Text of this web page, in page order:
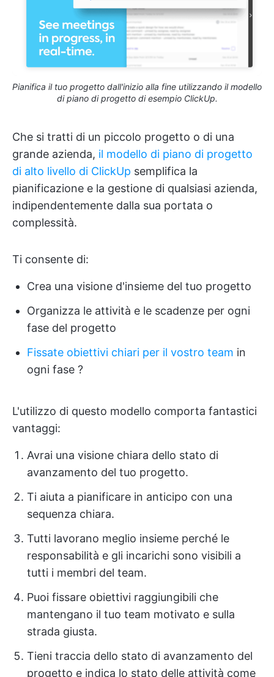
Pianifica il tuo progetto dall'inizio alla fine utilizzando il modello
di piano di progetto di esempio ClickUp.
Che si tratti di un piccolo progetto o di una
grande azienda, il modello di piano di progetto
di alto livello di ClickUp semplifica la
pianificazione e la gestione di qualsiasi azienda,
indipendentemente dalla sua portata o
complessità.
Ti consente di:
Crea una visione d'insieme del tuo progetto
Organizza le attività e le scadenze per ogni
fase del progetto
Fissate obiettivi chiari per il vostro team in
ogni fase ?
L'utilizzo di questo modello comporta fantastici
vantaggi:
Avrai una visione chiara dello stato di
avanzamento del tuo progetto.
Ti aiuta a pianificare in anticipo con una
sequenza chiara.
Tutti lavorano meglio insieme perché le
responsabilità e gli incarichi sono visibili a
tutti i membri del team.
Puoi fissare obiettivi raggiungibili che
mantengano il tuo team motivato e sulla
strada giusta.
Tieni traccia dello stato di avanzamento del
progetto e indica lo stato delle attività come